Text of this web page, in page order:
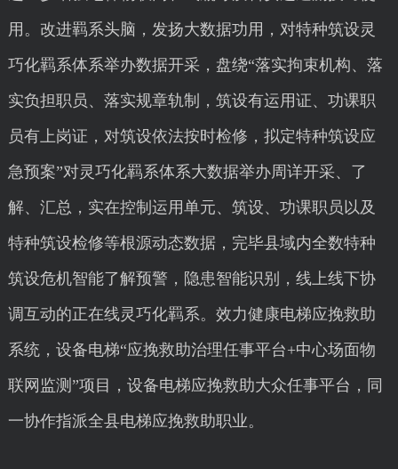
用。改进羁系头脑，发扬大数据功用，对特种筑设灵
巧化羁系体系举办数据开采，盘绕“落实拘束机构、落
实负担职员、落实规章轨制，筑设有运用证、功课职
员有上岗证，对筑设依法按时检修，拟定特种筑设应
急预案”对灵巧化羁系体系大数据举办周详开采、了
解、汇总，实在控制运用单元、筑设、功课职员以及
特种筑设检修等根源动态数据，完毕县域内全数特种
筑设危机智能了解预警，隐患智能识别，线上线下协
调互动的正在线灵巧化羁系。效力健康电梯应挽救助
系统，设备电梯“应挽救助治理任事平台+中心场面物
联网监测”项目，设备电梯应挽救助大众任事平台，同
一协作指派全县电梯应挽救助职业。